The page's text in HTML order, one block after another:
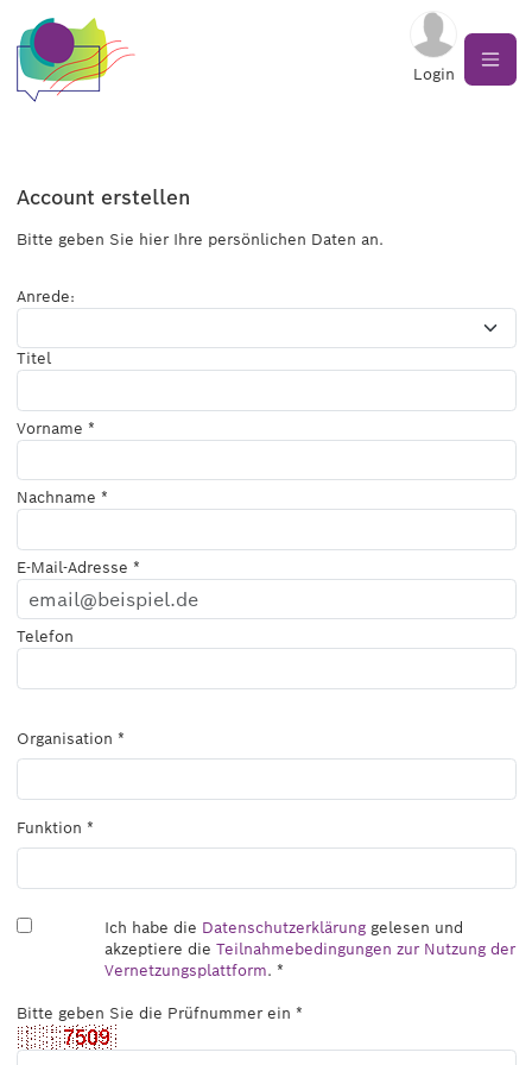
Login
Account erstellen
Bitte geben Sie hier Ihre persönlichen Daten an.
Anrede:
Titel
Vorname *
Nachname *
E-Mail-Adresse *
Telefon
Organisation *
Funktion *
Ich habe die Datenschutzerklärung gelesen und
akzeptiere dieTeilnahmebedingungen zur Nutzung der
Vernetzungsplattform. *
Bitte geben Sie die Prüfnummer ein *